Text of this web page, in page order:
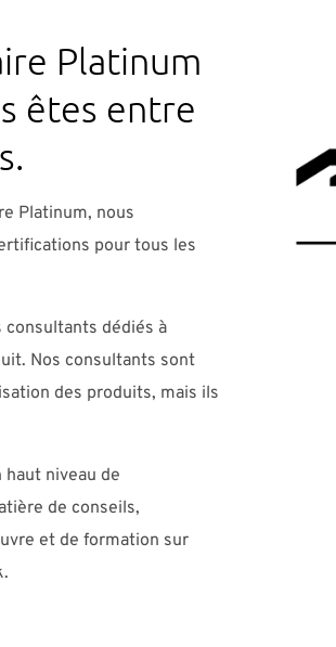
Platinum
êtes entre
Platinum, nous
pour tous les
consultants dédiés à
Nos consultants sont
des produits, mais ils
niveau de
de conseils,
et de formation sur